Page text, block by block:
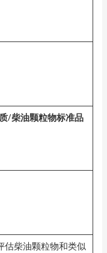
/柴油颗粒物标准品
估柴油颗粒物和类似